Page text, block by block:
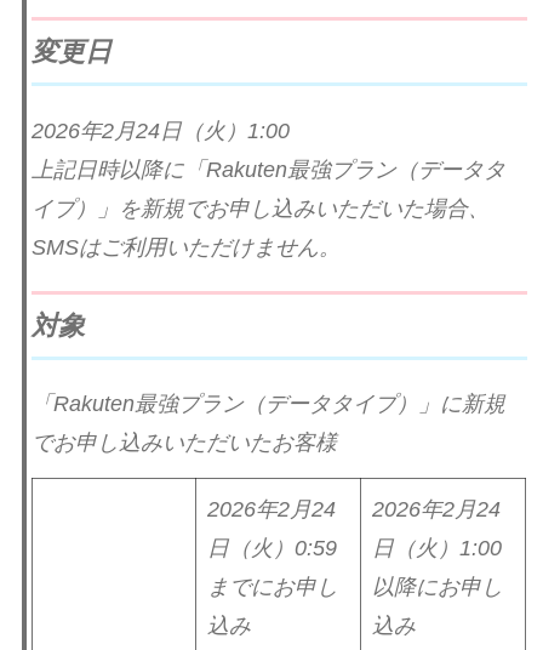
変更日
2026年2月24日（火）1:00
上記日時以降に「Rakuten最強プラン（データタ
イプ）」を新規でお申し込みいただいた場合、
SMSはご利用いただけません。
対象
「Rakuten最強プラン（データタイプ）」に新規
でお申し込みいただいたお客様
2026年2月24
日（火）0:59
までにお申し
込み
2026年2月24
日（火）1:00
以降にお申し
込み